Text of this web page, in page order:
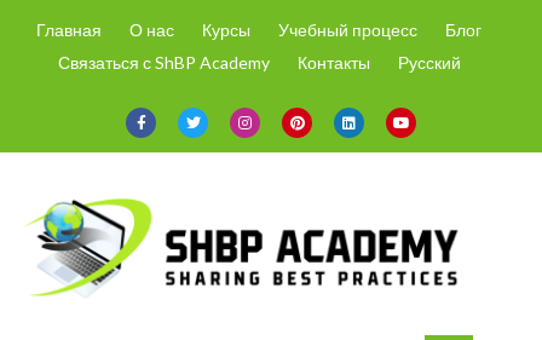
Главная О нас Курсы Учебный процесс
Блог
Связаться с ShBP Academy
Контакты Русский